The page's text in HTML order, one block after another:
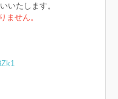
いたします。
ません。